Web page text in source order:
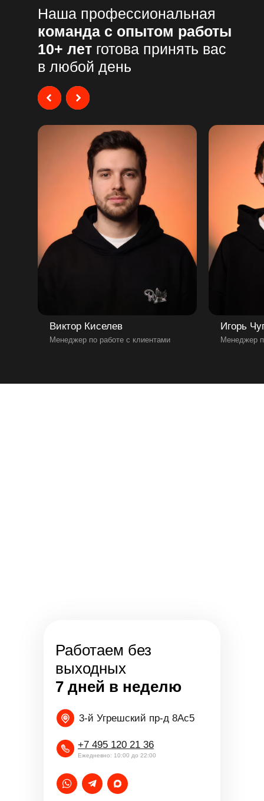
Наша профессиональная
команда с опытом работы
10+ лет готова принять вас
в любой день
Виктор Киселев
Менеджер по работе с клиентами
Игорь
Менеджер
Работаем без
выходных
7 дней в неделю
3-й Угрешский пр-д 8Ас5
+7 495 120 21 36
Ежедневно: 10:00 до 22:00